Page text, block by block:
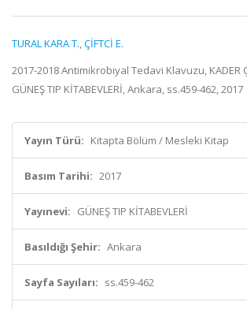
TURAL KARA T.,ÇİFTCİ E.
2017-2018 Antimikrobiyal Tedavi Klavuzu, KADER
GÜNEŞ TIP KİTABEVLERİ, Ankara, ss.459-462, 2017
Yayın Türü: Kitapta Bölüm / Mesleki Kitap
Basım Tarihi: 2017
Yayınevi: GÜNEŞ TIP KİTABEVLERİ
Basıldığı Şehir: Ankara
Sayfa Sayıları: ss.459-462